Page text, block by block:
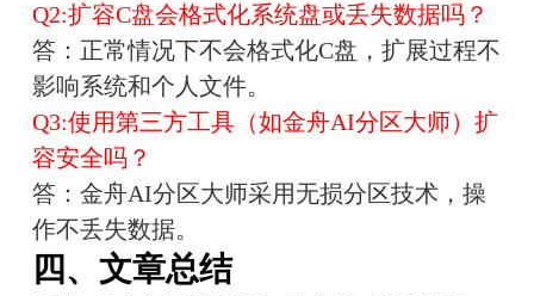
Q2:扩容C盘会格式化系统盘或丢失数据吗？
答：正常情况下不会格式化C盘，扩展过程不
影响系统和个人文件。
Q3:使用第三方工具（如金舟AI分区大师）扩
容安全吗？
答：金舟AI分区大师采用无损分区技术，操
作不丢失数据。
四、文章总结